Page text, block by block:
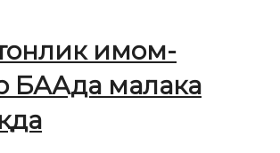
имом-
БААда малака